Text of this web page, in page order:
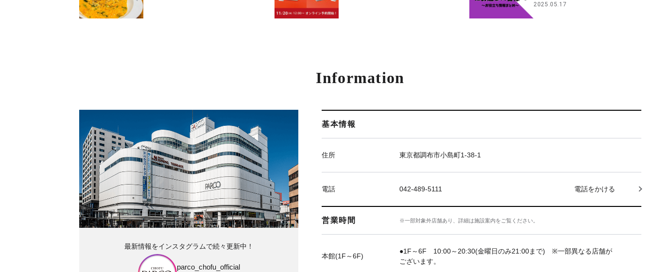
2025.05.17
Information
基本情報
住所 東京都調布市小島町1-38-1
電話 042-489-5111 電話をかける
営業時間 ※一部対象外店舗あり、詳細は施設案内をご覧ください。
本館(1F～6F)
●1F～6F 10:00～20:30(金曜日のみ21:00まで) ※一部異なる店舗が
ございます。
最新情報をインスタグラムで続々更新中！
parco_chofu_official